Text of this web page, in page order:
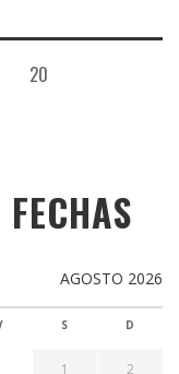
20
AGOSTO 2026
S D
1 2